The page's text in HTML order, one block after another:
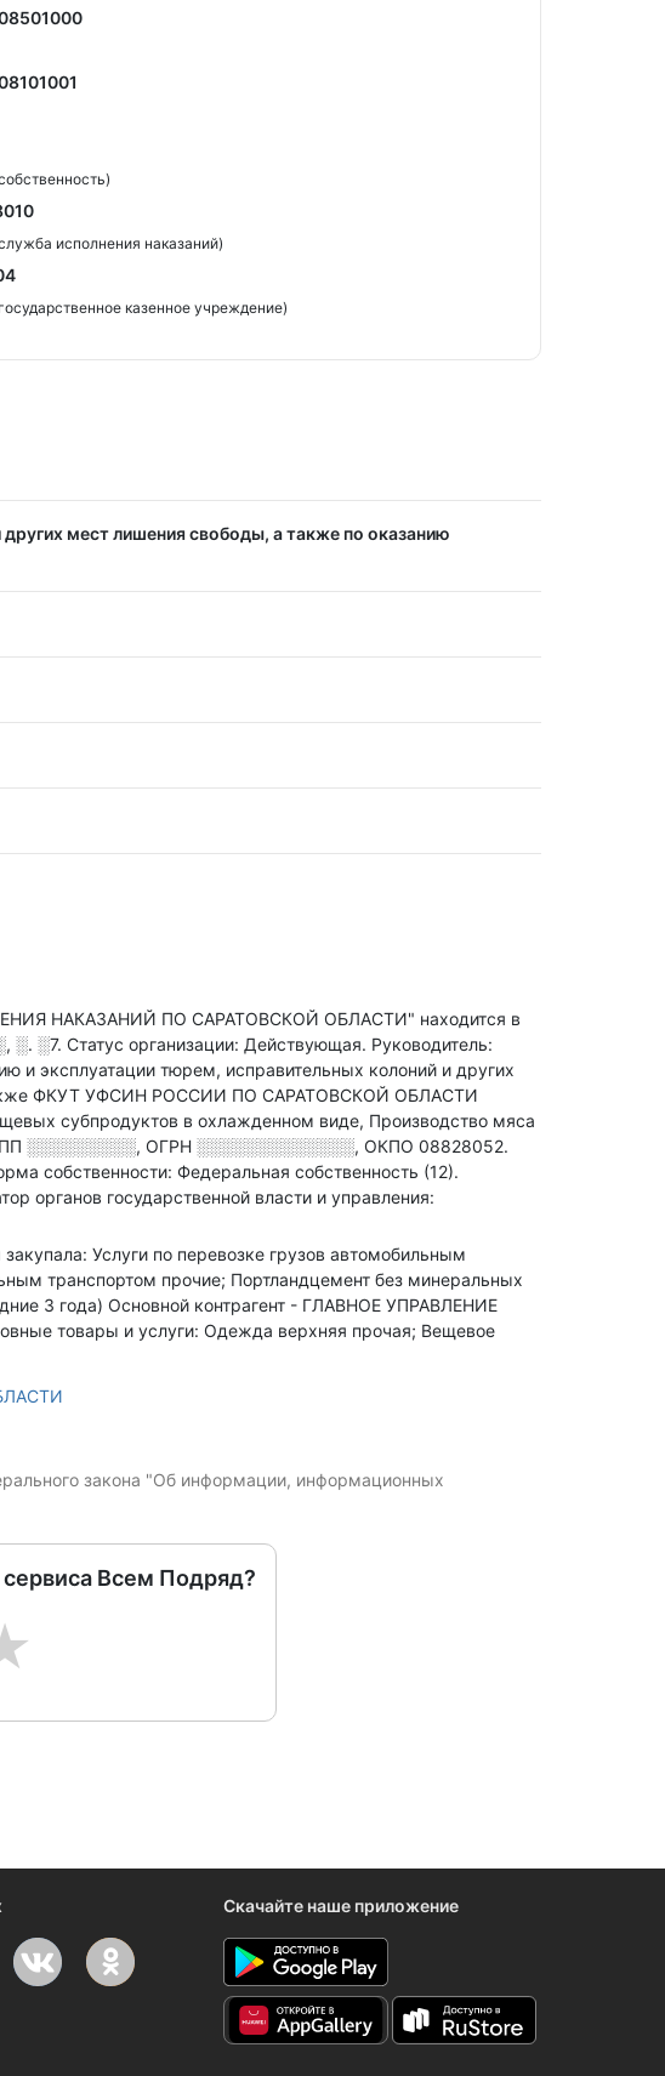
исполнения наказаний)
казенное учреждение)
мест лишения свободы, а также по оказанию
НАКАЗАНИЙ ПО САРАТОВСКОЙ ОБЛАСТИ" находится в
░. ░7. Статус организации: Действующая. Руководитель:
и эксплуатации тюрем, исправительных колоний и других
ФКУТ УФСИН РОССИИ ПО САРАТОВСКОЙ ОБЛАСТИ
субпродуктов в охлажденном виде, Производство мяса
░░░░░░░░░, ОГРН ░░░░░░░░░░░░░, ОКПО 08828052.
собственности: Федеральная собственность (12).
органов государственной власти и управления:
Услуги по перевозке грузов автомобильным
транспортом прочие; Портландцемент без минеральных
3 года) Основной контрагент - ГЛАВНОЕ УПРАВЛЕНИЕ
товары и услуги: Одежда верхняя прочая; Вещевое
закона "Об информации, информационных
Всем Подряд?
Скачайте наше приложение